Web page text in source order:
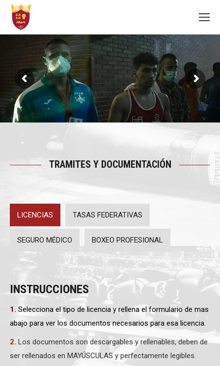
TRAMITES Y DOCUMENTACIÓN
LICENCIAS TASAS FEDERATIVAS
SEGURO MÉDICO BOXEO PROFESIONAL
INSTRUCCIONES
1. Selecciona el tipo de licencia y rellena el formulario de mas
abajo para ver los documentos necesarios para esa licencia.
2. Los documentos son descargables y rellenables, deben de
ser rellenados en MAYÚSCULAS y perfectamente legibles.